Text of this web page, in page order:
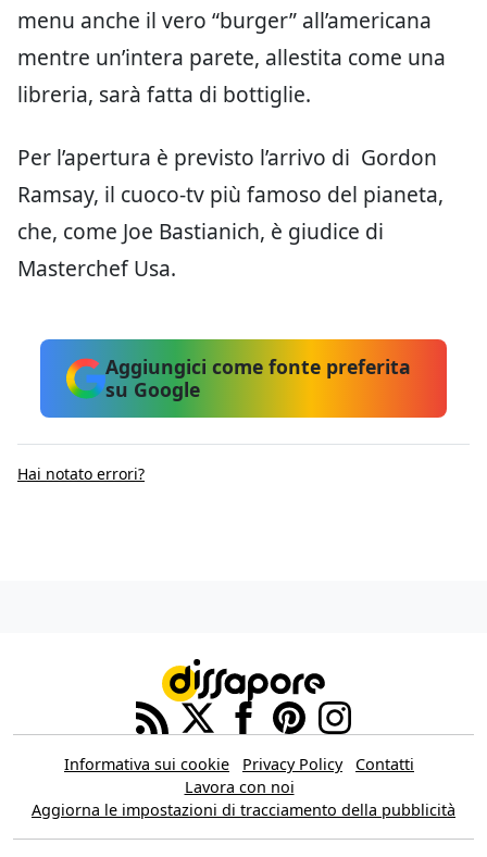
menu anche il vero “burger” all’americana
mentre un’intera parete, allestita come una
libreria, sarà fatta di bottiglie.
Per l’apertura è previsto l’arrivo di Gordon
Ramsay, il cuoco-tv più famoso del pianeta,
che, come Joe Bastianich, è giudice di
Masterchef Usa.
Aggiungici come fonte preferita
su Google
Hai notato errori?
Informativa sui cookie Privacy Policy
Contatti
Lavora con noi
Aggiorna le impostazioni di tracciamento della pubblicità